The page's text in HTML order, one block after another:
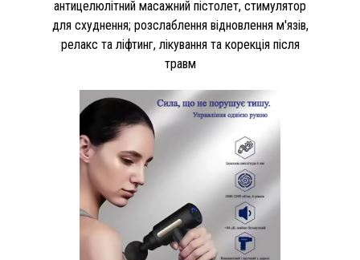
антицелюлітний масажний пістолет, стимулятор
для схуднення; розслаблення відновлення м'язів,
релакс та ліфтинг, лікування та корекція після
травм